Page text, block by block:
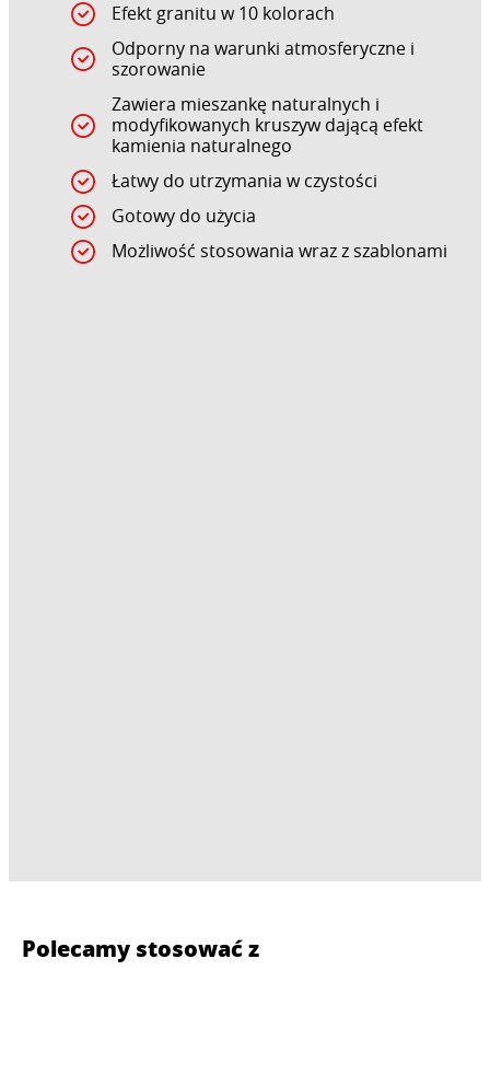
Efekt granitu w 10 kolorach
Odporny na warunki atmosferyczne i
szorowanie
Zawiera mieszankę naturalnych i
modyfikowanych kruszyw dającą efekt
kamienia naturalnego
Łatwy do utrzymania w czystości
Gotowy do użycia
Możliwość stosowania wraz z szablonami
Polecamy stosować z